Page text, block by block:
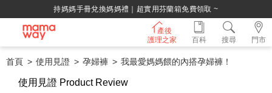
綁定LINE好友，500購物金立即折！
產後
護理之家
門市
百科 搜尋
首頁 使用見證 孕婦褲 我最愛媽媽餵的內搭孕婦褲！
使用見證 Product Review